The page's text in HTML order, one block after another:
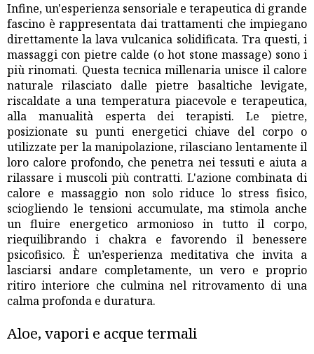
Infine, un'esperienza sensoriale e terapeutica di grande
fascino è rappresentata dai trattamenti che impiegano
direttamente la lava vulcanica solidificata. Tra questi, i
massaggi con pietre calde (o hot stone massage) sono i
più rinomati. Questa tecnica millenaria unisce il calore
naturale rilasciato dalle pietre basaltiche levigate,
riscaldate a una temperatura piacevole e terapeutica,
alla manualità esperta dei terapisti. Le pietre,
posizionate su punti energetici chiave del corpo o
utilizzate per la manipolazione, rilasciano lentamente il
loro calore profondo, che penetra nei tessuti e aiuta a
rilassare i muscoli più contratti. L'azione combinata di
calore e massaggio non solo riduce lo stress fisico,
sciogliendo le tensioni accumulate, ma stimola anche
un fluire energetico armonioso in tutto il corpo,
riequilibrando i chakra e favorendo il benessere
psicofisico. È un’esperienza meditativa che invita a
lasciarsi andare completamente, un vero e proprio
ritiro interiore che culmina nel ritrovamento di una
calma profonda e duratura.
Aloe, vapori e acque termali